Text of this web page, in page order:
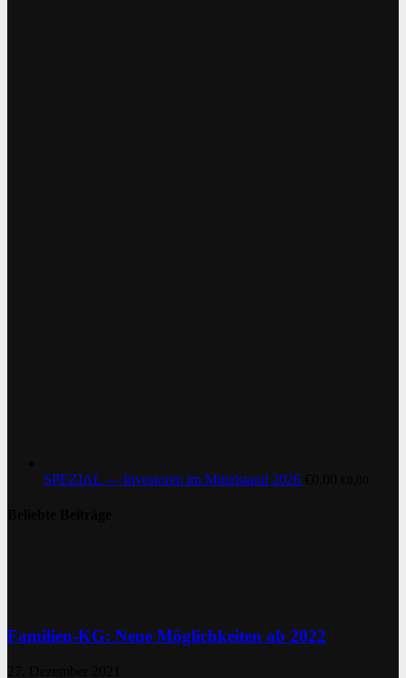
SPEZIAL — Investoren im Mittelstand 2026
Familien-KG: Neue Möglichkeiten ab 2022